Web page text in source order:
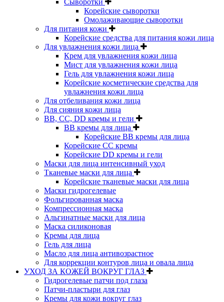
Сыворотки
Корейские сыворотки
Омолаживающие сыворотки
Для питания кожи
Корейские средства для питания кожи лица
Для увлажнения кожи лица
Крем для увлажнения кожи лица
Мист для увлажнения кожи лица
Гель для увлажнения кожи лица
Корейские косметические средства для
увлажнения кожи лица
Для отбеливания кожи лица
Для сияния кожи лица
BB, CC, DD кремы и гели
BB кремы для лица
Корейские BB кремы для лица
Корейские CC кремы
Корейские DD кремы и гели
Маски для лица интенсивный уход
Тканевые маски для лица
Корейские тканевые маски для лица
Маски гидрогелевые
Фольгированная маска
Компрессионная маска
Альгинатные маски для лица
Маска силиконовая
Кремы для лица
Гель для лица
Масло для лица антивозрастное
Для коррекции контуров лица и овала лица
УХОД ЗА КОЖЕЙ ВОКРУГ ГЛАЗ
Гидрогелевые патчи под глаза
Патчи-пластыри для глаз
Кремы для кожи вокруг глаз